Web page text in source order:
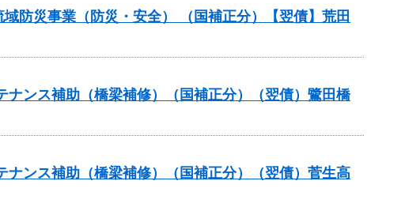
防災事業（防災・安全） （国補正分）【翌債】荒田
ンス補助（橋梁補修）（国補正分）（翌債）鷺田橋
ンス補助（橋梁補修）（国補正分）（翌債）菅生高